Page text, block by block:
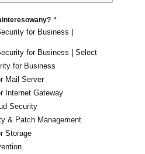
*
for Business |
for Business | Select
for Business
Mail Server
Internet Gateway
Security
& Patch Management
Storage